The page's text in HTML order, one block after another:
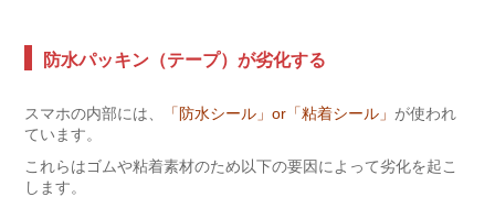
防水パッキン（テープ）が劣化する
スマホの内部には、 「防水シール」or「粘着シール」 が使われ
ています。
これらはゴムや粘着素材のため以下の要因によって劣化を起こ
します。